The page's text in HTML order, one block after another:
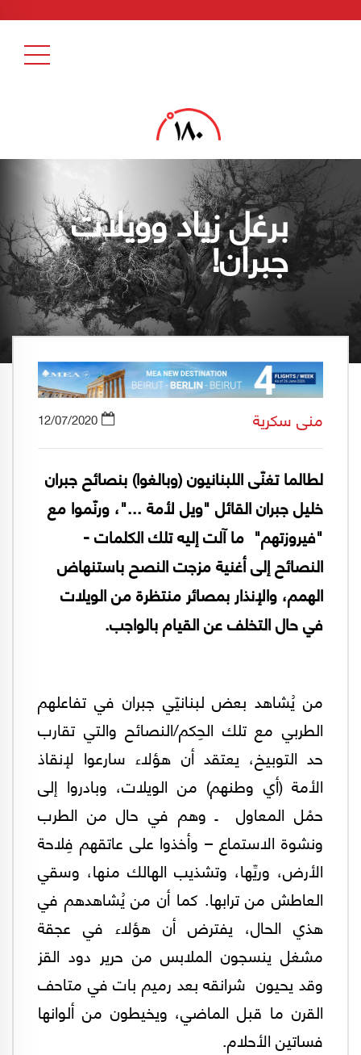
برغل زياد وويلات
جبران!
منى سكرية 12/07/2020
لطالما تغنّى اللبنانيون (وبالغوا) بنصائح جبران
خليل جبران القائل "ويل لأمة ..."، ورنّموا مع
"فيروزتهم" ما آلت إليه تلك الكلمات -
النصائح إلى أغنية مزجت النصح باستنهاض
الهمم، والإنذار بمصائر منتظرة من الويلات
في حال التخلف عن القيام بالواجب.
من يُشاهد بعض لبنانيّي جبران في تفاعلهم
الطربي مع تلك الحِكم/النصائح والتي تقارب
حد التوبيخ، يعتقد أن هؤلاء سارعوا لإنقاذ
الأمة (أي وطنهم) من الويلات، وبادروا إلى
حمْل المعاول ـ وهم في حال من الطرب
ونشوة الاستماع – وأخذوا على عاتقهم فِلاحة
الأرض، وريِّها، وتشذيب الهالك منها، وسقي
العاطش من ترابها. كما أن من يُشاهدهم في
هذي الحال، يفترض أن هؤلاء في عجقة
مشغل ينسجون الملابس من حرير دود القز
وقد يحيون شرانقه بعد رميم بات في متاحف
القرن ما قبل الماضي، ويخيطون من ألوانها
فساتين الأحلام.